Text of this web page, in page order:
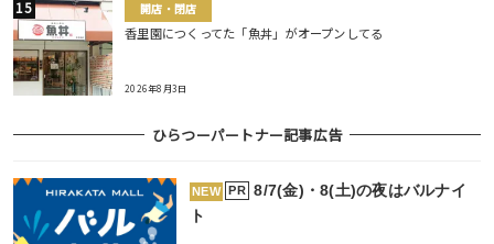
開店・閉店
香里園につくってた「魚丼」がオープンしてる
2026年8月3日
ひらつーパートナー記事広告
NEW PR
8/7(金)・8(土)の夜はバルナイ
ト